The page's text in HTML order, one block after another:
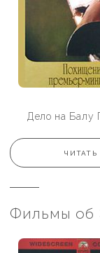
Дело на Балу
ЧИТАТЬ
Фильмы об